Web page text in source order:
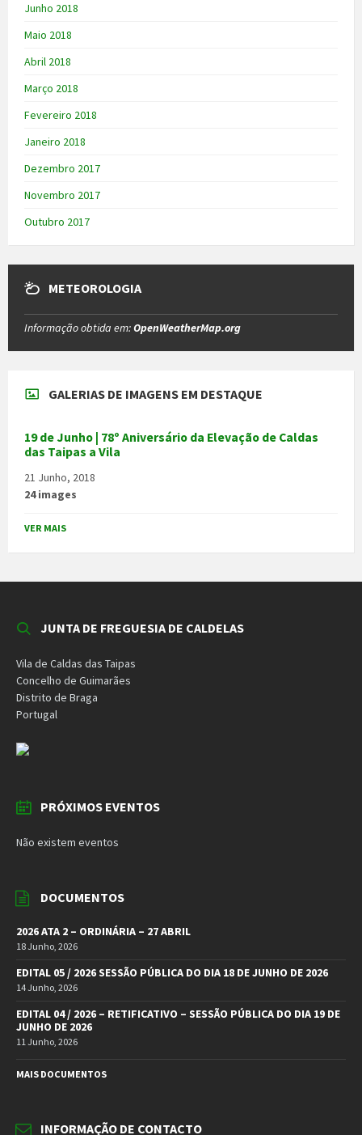
Junho 2018
Maio 2018
Abril 2018
Março 2018
Fevereiro 2018
Janeiro 2018
Dezembro 2017
Novembro 2017
Outubro 2017
METEOROLOGIA
Informação obtida em:OpenWeatherMap.org
GALERIAS DE IMAGENS EM DESTAQUE
19 de Junho | 78º Aniversário da Elevação de Caldas
das Taipas a Vila
21 Junho, 2018
24 images
VER MAIS
JUNTA DE FREGUESIA DE CALDELAS
Vila de Caldas das Taipas
Concelho de Guimarães
Distrito de Braga
Portugal
PRÓXIMOS EVENTOS
Não existem eventos
DOCUMENTOS
2026 ATA 2 – ORDINÁRIA – 27 ABRIL
18 Junho, 2026
EDITAL 05 / 2026 SESSÃO PÚBLICA DO DIA 18 DE JUNHO DE 2026
14 Junho, 2026
EDITAL 04 / 2026 – RETIFICATIVO – SESSÃO PÚBLICA DO DIA 19 DE
JUNHO DE 2026
11 Junho, 2026
MAIS DOCUMENTOS
INFORMAÇÃO DE CONTACTO